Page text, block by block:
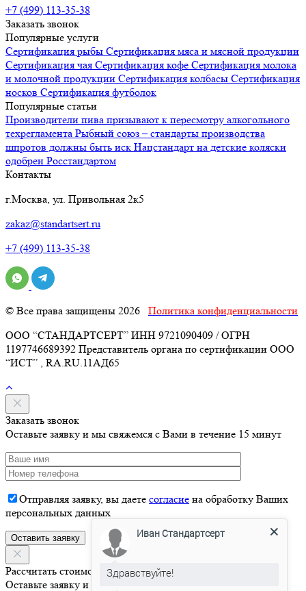
+7 (499) 113-35-38
Заказать звонок
Популярные услуги
Сертификация рыбы Сертификация мяса и мясной продукции
Сертификация чая Сертификация кофе Сертификация молока
и молочной продукции Сертификация колбасы Сертификация
носков Сертификация футболок
Популярные статьи
Производители пива призывают к пересмотру алкогольного
техрегламента Рыбный союз – стандарты производства
шпротов должны быть иск Нацстандарт на детские коляски
одобрен Росстандартом
Контакты
г.Москва, ул. Привольная 2к5
zakaz@standartsert.ru
+7 (499) 113-35-38
© Все права защищены 2026 Политика конфиденциальности
ООО “СТАНДАРТСЕРТ” ИНН 9721090409 / ОГРН
1197746689392 Представитель органа по сертификации ООО
“ИСТ” , RA.RU.11АД65
Заказать звонок
Оставьте заявку и мы свяжемся с Вами в течение 15 минут
Отправляя заявку, вы даете согласие на обработку Ваших
персональных данных
Рассчитать стоимость
Оставьте заявку и мы свяжемся с Вами в течение 15 минут
Иван Стандартсерт
Здравствуйте!